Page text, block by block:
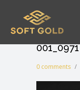
001_0971
0 comments /